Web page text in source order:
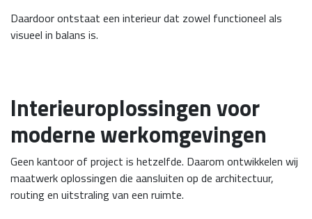
Daardoor ontstaat een interieur dat zowel functioneel als
visueel in balans is.
Interieuroplossingen voor
moderne werkomgevingen
Geen kantoor of project is hetzelfde. Daarom ontwikkelen wij
maatwerk oplossingen die aansluiten op de architectuur,
routing en uitstraling van een ruimte.